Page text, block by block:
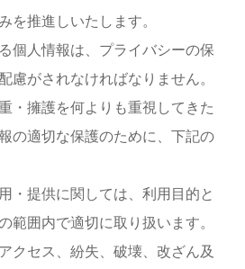
を推進しいたします。
個人情報は、プライバシーの保
慮がされなければなりません。
・擁護を何よりも重視してきた
の適切な保護のために、下記の
・提供に関しては、利用目的と
範囲内で適切に取り扱います。
クセス、紛失、破壊、改ざん及